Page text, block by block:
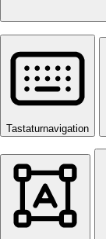
Tastaturnavigation